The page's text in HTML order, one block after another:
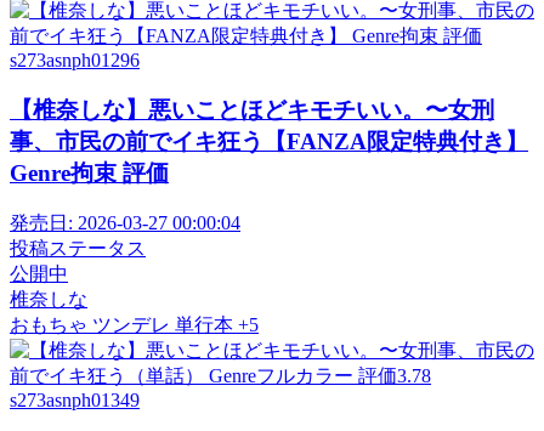
s273asnph01296
【椎奈しな】悪いことほどキモチいい。〜女刑
事、市民の前でイキ狂う【FANZA限定特典付き】
Genre拘束 評価
発売日: 2026-03-27 00:00:04
投稿ステータス
公開中
椎奈しな
おもちゃ ツンデレ 単行本 +5
s273asnph01349